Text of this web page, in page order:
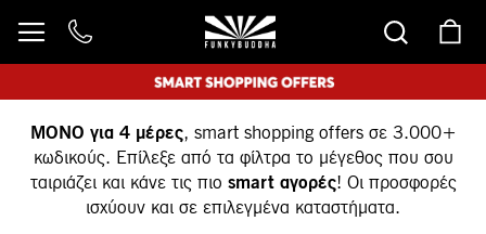
στο
ΜΟΝΟ για 4 μέρες, smart shopping offers σε 3.000+
κωδικούς. Επίλεξε από τα φίλτρα το μέγεθος που σου
ταιριάζει και κάνε τις πιο smart αγορές! Οι προσφορές
ισχύουν και σε επιλεγμένα καταστήματα.